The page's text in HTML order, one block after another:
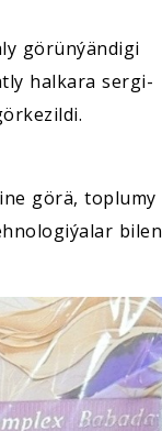
görünýändigi
halkara sergi-
görä, toplumy
bilen